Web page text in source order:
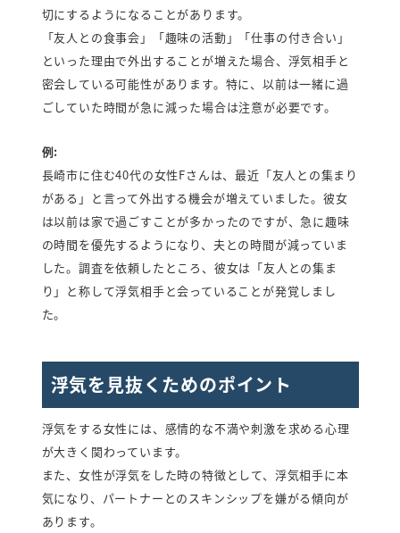
切にするようになることがあります。
「友人との食事会」「趣味の活動」「仕事の付き合い」
といった理由で外出することが増えた場合、浮気相手と
密会している可能性があります。特に、以前は一緒に過
ごしていた時間が急に減った場合は注意が必要です。
例:
長崎市に住む40代の女性Fさんは、最近「友人との集まり
がある」と言って外出する機会が増えていました。彼女
は以前は家で過ごすことが多かったのですが、急に趣味
の時間を優先するようになり、夫との時間が減っていま
した。調査を依頼したところ、彼女は「友人との集ま
り」と称して浮気相手と会っていることが発覚しまし
た。
浮気を見抜くためのポイント
浮気をする女性には、感情的な不満や刺激を求める心理
が大きく関わっています。
また、女性が浮気をした時の特徴として、浮気相手に本
気になり、パートナーとのスキンシップを嫌がる傾向が
あります。